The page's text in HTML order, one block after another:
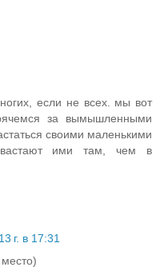
если не всех. мы вот
за вымышленными
своими маленькими
ими там, чем в
г. в 17:31